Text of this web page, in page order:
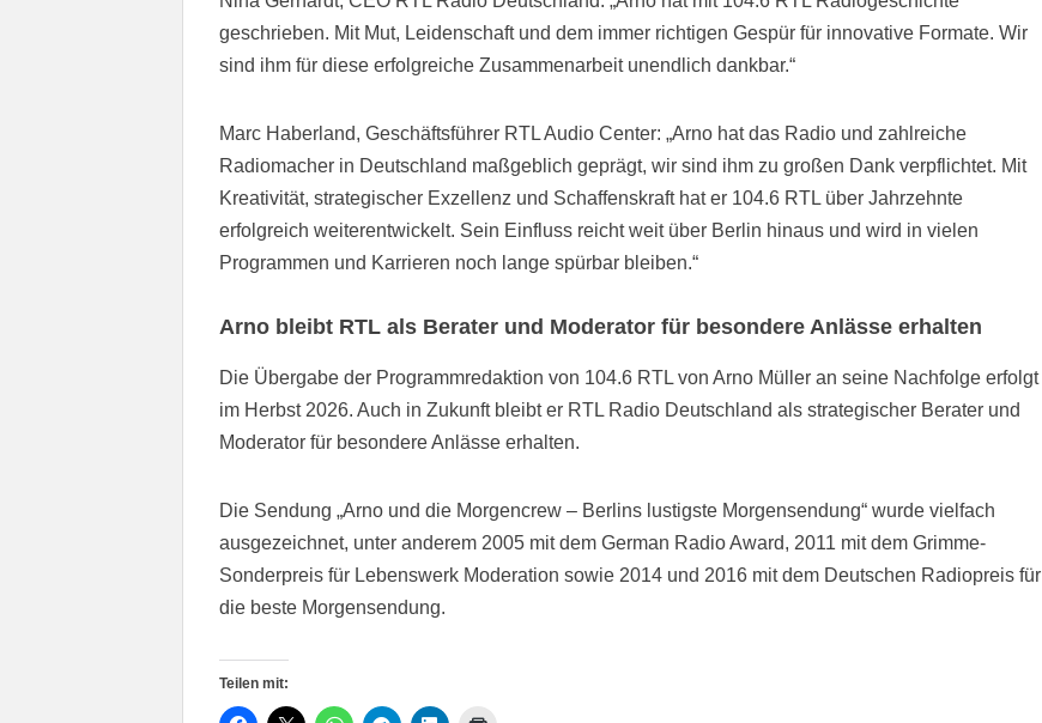
geschrieben. Mit Mut, Leidenschaft und dem immer richtigen Gespür für innovative Formate. Wir
sind ihm für diese erfolgreiche Zusammenarbeit unendlich dankbar.“
Marc Haberland, Geschäftsführer RTL Audio Center: „Arno hat das Radio und zahlreiche
Radiomacher in Deutschland maßgeblich geprägt, wir sind ihm zu großen Dank verpflichtet. Mit
Kreativität, strategischer Exzellenz und Schaffenskraft hat er 104.6 RTL über Jahrzehnte
erfolgreich weiterentwickelt. Sein Einfluss reicht weit über Berlin hinaus und wird in vielen
Programmen und Karrieren noch lange spürbar bleiben.“
Arno bleibt RTL als Berater und Moderator für besondere Anlässe erhalten
Die Übergabe der Programmredaktion von 104.6 RTL von Arno Müller an seine Nachfolge erfolgt
im Herbst 2026. Auch in Zukunft bleibt er RTL Radio Deutschland als strategischer Berater und
Moderator für besondere Anlässe erhalten.
Die Sendung „Arno und die Morgencrew – Berlins lustigste Morgensendung“ wurde vielfach
ausgezeichnet, unter anderem 2005 mit dem German Radio Award, 2011 mit dem Grimme-
Sonderpreis für Lebenswerk Moderation sowie 2014 und 2016 mit dem Deutschen Radiopreis für
die beste Morgensendung.
Teilen mit: